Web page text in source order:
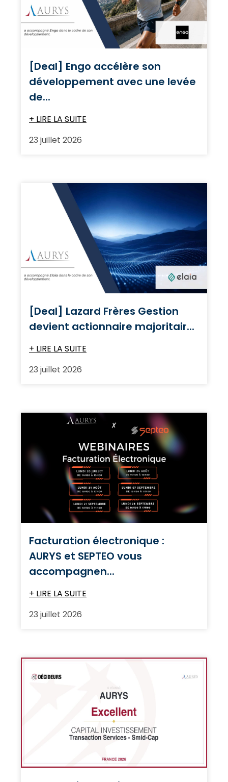
[Deal] Engo accélère son
développement avec une levée
de...
+ LIRE LA SUITE
23 juillet 2026
[Deal] Lazard Frères Gestion
devient actionnaire majoritair...
+ LIRE LA SUITE
23 juillet 2026
Facturation électronique :
AURYS et SEPTEO vous
accompagnen...
+ LIRE LA SUITE
23 juillet 2026